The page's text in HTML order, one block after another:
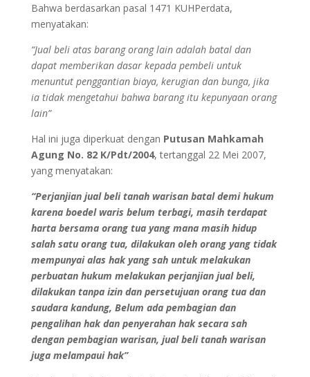
Bahwa berdasarkan pasal 1471 KUHPerdata,
menyatakan:
“Jual beli atas barang orang lain adalah batal dan
dapat memberikan dasar kepada pembeli untuk
menuntut penggantian biaya, kerugian dan bunga, jika
ia tidak mengetahui bahwa barang itu kepunyaan orang
lain”
Hal ini juga diperkuat dengan Putusan Mahkamah
Agung No. 82 K/Pdt/2004, tertanggal 22 Mei 2007,
yang menyatakan:
“Perjanjian jual beli tanah warisan batal demi hukum
karena boedel waris belum terbagi, masih terdapat
harta bersama orang tua yang mana masih hidup
salah satu orang tua, dilakukan oleh orang yang tidak
mempunyai alas hak yang sah untuk melakukan
perbuatan hukum melakukan perjanjian jual beli,
dilakukan tanpa izin dan persetujuan orang tua dan
saudara kandung, Belum ada pembagian dan
pengalihan hak dan penyerahan hak secara sah
dengan pembagian warisan, jual beli tanah warisan
juga melampaui hak”